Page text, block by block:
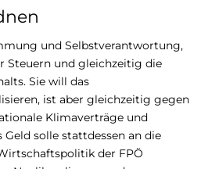
und Selbstverantwortung,
Steuern und gleichzeitig die
Sie will das
ist aber gleichzeitig gegen
Klimaverträge und
Geld solle stattdessen an die
der FPÖ